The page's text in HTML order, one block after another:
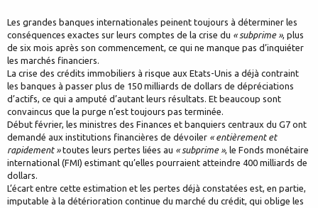
Les grandes banques internationales peinent toujours à déterminer les
conséquences exactes sur leurs comptes de la crise du « subprime », plus
de six mois après son commencement, ce qui ne manque pas d’inquiéter
les marchés financiers.
La crise des crédits immobiliers à risque aux Etats-Unis a déjà contraint
les banques à passer plus de 150 milliards de dollars de dépréciations
d’actifs, ce qui a amputé d’autant leurs résultats. Et beaucoup sont
convaincus que la purge n’est toujours pas terminée.
Début février, les ministres des Finances et banquiers centraux du G7 ont
demandé aux institutions financières de dévoiler « entièrement et
rapidement »toutes leurs pertes liées au « subprime », le Fonds monétaire
international (FMI) estimant qu’elles pourraient atteindre 400 milliards de
dollars.
L’écart entre cette estimation et les pertes déjà constatées est, en partie,
imputable à la détérioration continue du marché du crédit, qui oblige les